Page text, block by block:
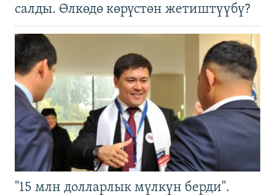
салды. Өлкөдө көрүстөн жетиштүүбү?
"15 млн долларлык мүлкүн берди".